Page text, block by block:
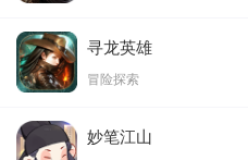
寻龙英雄
冒险探索
妙笔江山